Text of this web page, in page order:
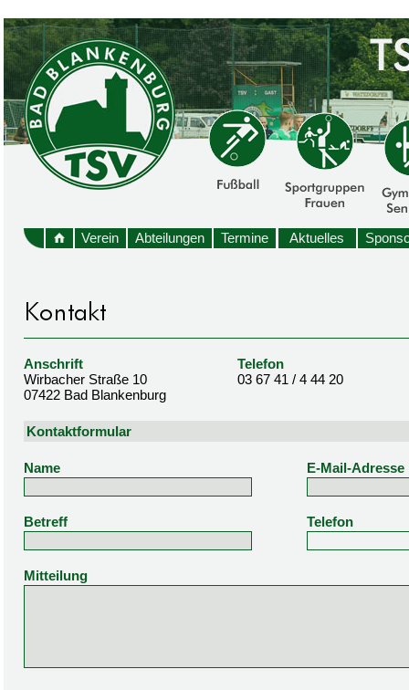
Verein Abteilungen Termine Aktuelles
Anschrift
Wirbacher Straße 10
07422 Bad Blankenburg
Telefon
03 67 41 / 4 44 20
Kontaktformular
Name E-Mail-Adresse
Betreff Telefon
Mitteilung